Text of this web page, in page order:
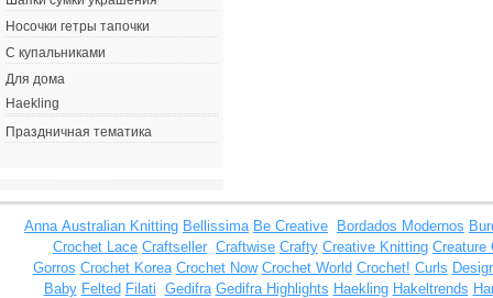
Носочки гетры тапочки
С купальниками
Для дома
Haekling
Праздничная тематика
Anna Australian Knitting Bellissima Be Creative Bordados Modernos
Crochet Lace Craftseller Craftwise Crafty Creative Knitting Creature
Gorros Crochet Korea Crochet Now Crochet World Crochet! Curls
Baby Felted Filati Gedifra Gedifra Highlights Haekling Hakeltrends